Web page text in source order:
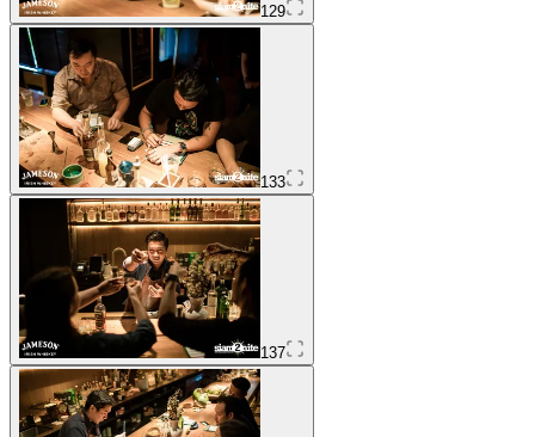
129
133
137